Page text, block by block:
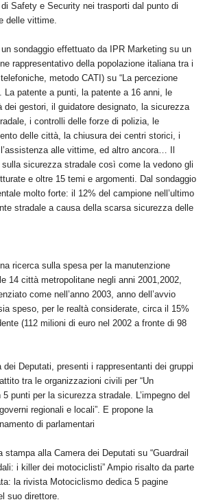
Safety e Security nei trasporti dal punto di
delle vittime.
sondaggio effettuato da IPR Marketing su un
rappresentativo della popolazione italiana tra i
metodo CATI) su “La percezione
La patente a punti, la patente a 16 anni, le
dei gestori, il guidatore designato, la sicurezza
i controlli delle forze di polizia, le
delle città, la chiusura dei centri storici, i
alle vittime, ed altro ancora… Il
sicurezza stradale così come la vedono gli
e oltre 15 temi e argomenti. Dal sondaggio
molto forte: il 12% del campione nell’ultimo
stradale a causa della scarsa sicurezza delle
ricerca sulla spesa per la manutenzione
14 città metropolitane negli anni 2001,2002,
come nell’anno 2003, anno dell’avvio
speso, per le realtà considerate, circa il 15%
(112 milioni di euro nel 2002 a fronte di 98
dei Deputati, presenti i rappresentanti dei gruppi
tra le organizzazioni civili per “Un
punti per la sicurezza stradale. L’impegno del
regionali e locali”. E propone la
di parlamentari
stampa alla Camera dei Deputati su “Guardrail
i killer dei motociclisti” Ampio risalto da parte
la rivista Motociclismo dedica 5 pagine
suo direttore.